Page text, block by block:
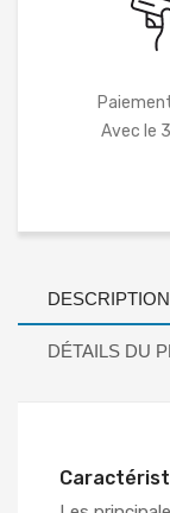
Avec le
DESCRIPTION
DÉTAILS DU